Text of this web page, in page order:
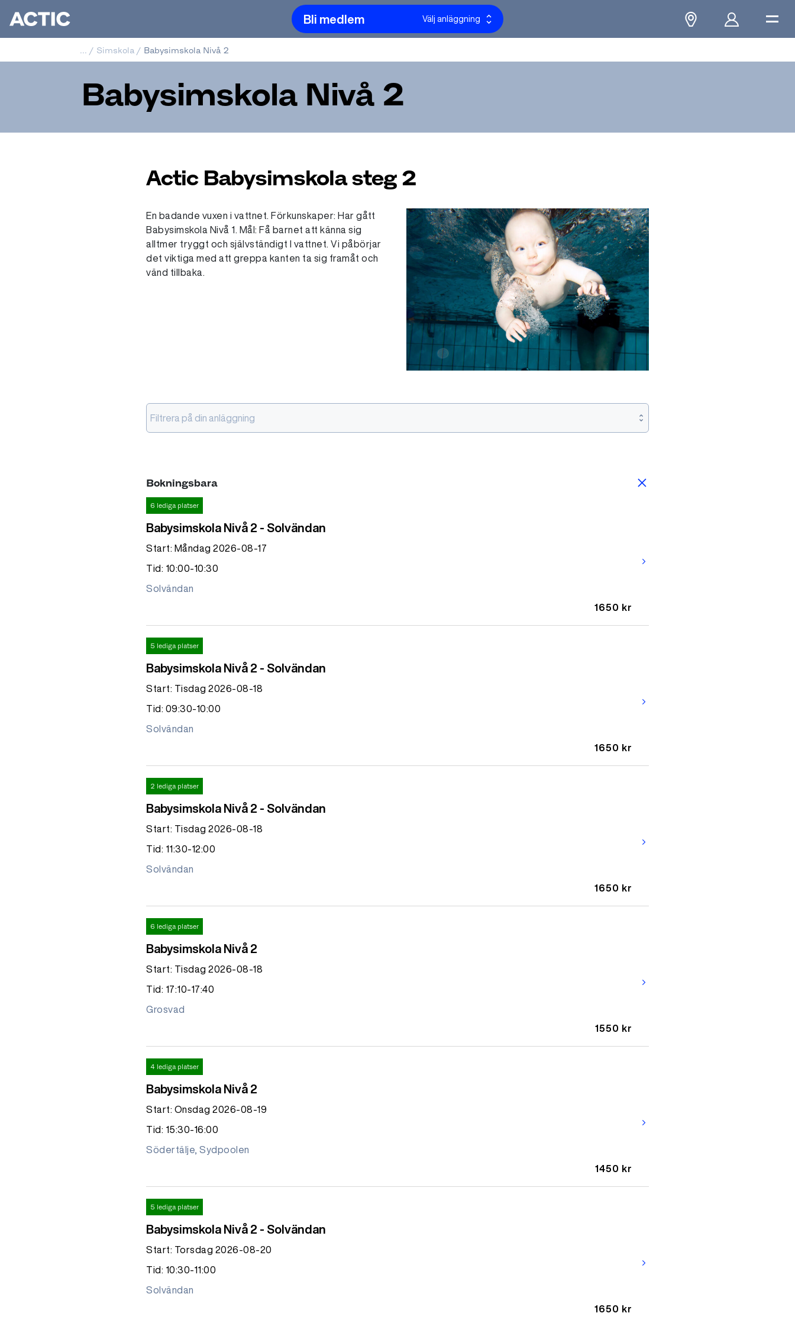
Bli medlem Välj anläggning
... / Simskola / Babysimskola Nivå 2
Babysimskola Nivå 2
Actic Babysimskola steg 2
En badande vuxen i vattnet. Förkunskaper: Har gått
Babysimskola Nivå 1. Mål: Få barnet att känna sig
alltmer tryggt och självständigt I vattnet. Vi påbörjar
det viktiga med att greppa kanten ta sig framåt och
vänd tillbaka.
Filtrera på din anläggning
Bokningsbara
6 lediga platser
Babysimskola Nivå 2 - Solvändan
Start: Måndag 2026-08-17
Tid: 10:00-10:30
Solvändan
1650 kr
arrow_forward_ios
5 lediga platser
Babysimskola Nivå 2 - Solvändan
Start: Tisdag 2026-08-18
Tid: 09:30-10:00
Solvändan
1650 kr
arrow_forward_ios
2 lediga platser
Babysimskola Nivå 2 - Solvändan
Start: Tisdag 2026-08-18
Tid: 11:30-12:00
Solvändan
1650 kr
arrow_forward_ios
6 lediga platser
Babysimskola Nivå 2
Start: Tisdag 2026-08-18
Tid: 17:10-17:40
Grosvad
1550 kr
arrow_forward_ios
4 lediga platser
Babysimskola Nivå 2
Start: Onsdag 2026-08-19
Tid: 15:30-16:00
Södertälje, Sydpoolen
1450 kr
arrow_forward_ios
5 lediga platser
Babysimskola Nivå 2 - Solvändan
Start: Torsdag 2026-08-20
Tid: 10:30-11:00
Solvändan
1650 kr
arrow_forward_ios